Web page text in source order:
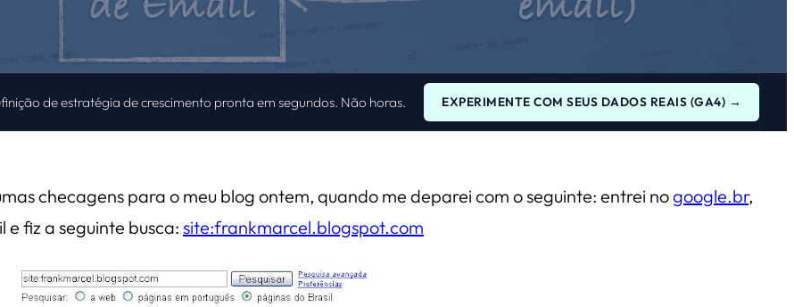
de estratégia de crescimento pronta em segundos. Não horas. EXPERIMENTE COM SEUS DADOS REAIS (GA4) →
checagens para o meu blog ontem, quando me deparei com o seguinte: entrei nogoogle.br,
e fiz a seguinte busca: site:frankmarcel.blogspot.com